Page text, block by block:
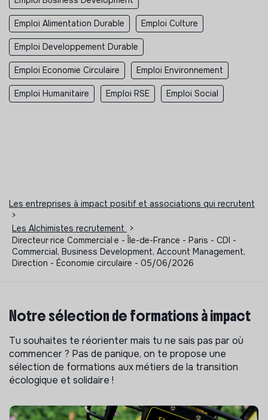
Emploi Alimentation Durable Emploi Culture
Emploi Developpement Durable
Emploi Economie Circulaire Emploi Environnement
Emploi Humanitaire Emploi RSE Emploi Social
Les entreprises à impact positif et associations qui recrutent
>
Les Alchimistes recrutement
>
Directeur·rice Commercial·e - Île-de-France - Paris - CDI -
Commercial, Business Development, Account Management,
Direction - Économie circulaire - 05/06/2026
Notre sélection de formations à impact
Tu souhaites te réorienter mais tu ne sais pas par où
commencer ? Pas de panique, on te propose une
sélection de formations aux métiers de la transition
écologique et solidaire !